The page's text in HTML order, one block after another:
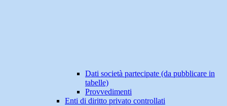
Dati società partecipate (da pubblicare in
tabelle)
Provvedimenti
Enti di diritto privato controllati